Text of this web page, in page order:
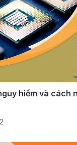
hiểm và cách